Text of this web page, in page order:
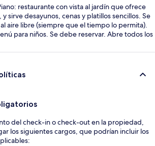
restaurante con vista al jardín que ofrece
y sirve desayunos, cenas y platillos sencillos. Se
aire libre (siempre que el tiempo lo permita).
para niños. Se debe reservar. Abre todos los
del check-in o check-out en la propiedad,
los siguientes cargos, que podrían incluir los